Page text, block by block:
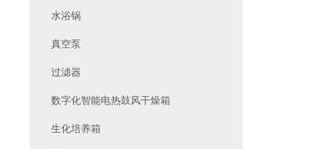
水浴锅
真空泵
过滤器
数字化智能电热鼓风干燥箱
生化培养箱